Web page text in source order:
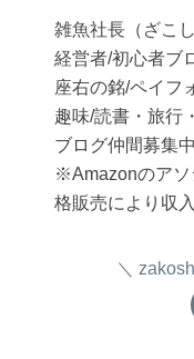
雑魚社長（ざこし
経営者/初心者ブ
座右の銘/ペイフ
趣味/読書・旅行
ブログ仲間募集中
※Amazonのアソ
格販売により収